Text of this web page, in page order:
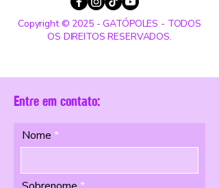
Copyright © 2025 - GATÓPOLES - TODOS
OS DIREITOS RESERVADOS.
Entre em contato:
Nome